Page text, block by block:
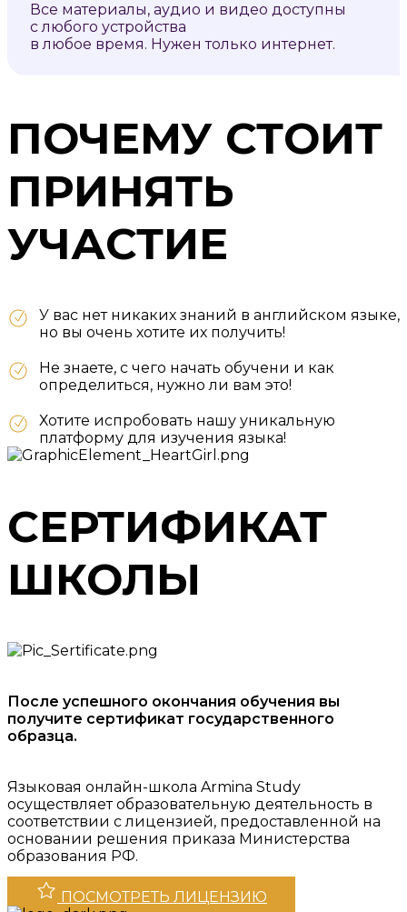
Все материалы, аудио и видео доступны
с любого устройства
в любое время. Нужен только интернет.
ПОЧЕМУ СТОИТ
ПРИНЯТЬ
УЧАСТИЕ
У вас нет никаких знаний в английском языке,
но вы очень хотите их получить!
Не знаете, с чего начать обучени и как
определиться, нужно ли вам это!
Хотите испробовать нашу уникальную
платформу для изучения языка!
СЕРТИФИКАТ
ШКОЛЫ
После успешного окончания обучения вы
получите сертификат государственного
образца.
Языковая онлайн-школа Armina Study
осуществляет образовательную деятельность в
соответствии с лицензией, предоставленной на
основании решения приказа Министерства
образования РФ.
ПОСМОТРЕТЬ ЛИЦЕНЗИЮ